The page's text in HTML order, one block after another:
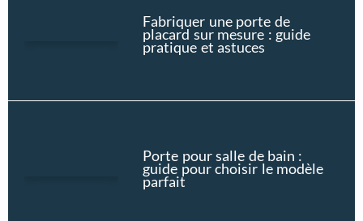
Fabriquer une porte de
placard sur mesure : guide
pratique et astuces
Porte pour salle de bain :
guide pour choisir le modèle
parfait